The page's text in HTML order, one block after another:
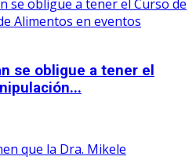
se obligue a tener el